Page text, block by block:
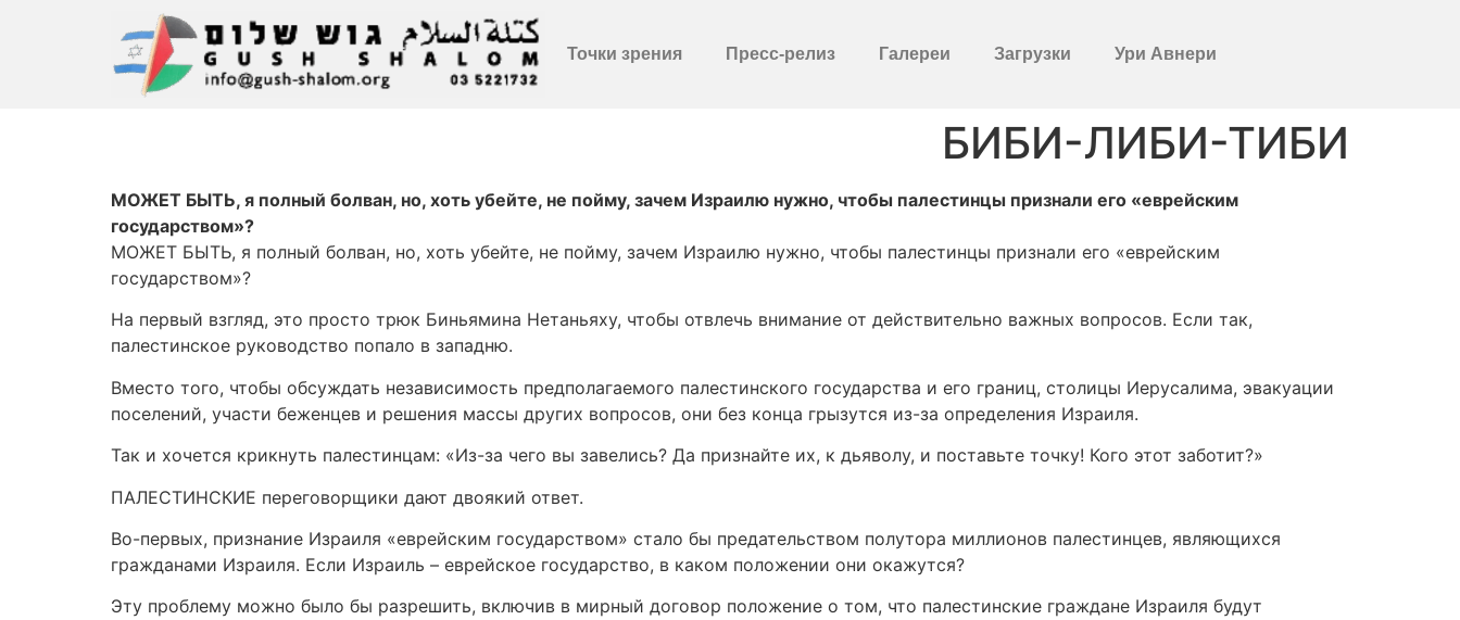
Ури Авнери
Загрузки
Галереи
Пресс-релиз
Точки зрения
БИБИ-ЛИБИ-ТИБИ
МОЖЕТ БЫТЬ, я полный болван, но, хоть убейте, не пойму, зачем Израилю нужно, чтобы палестинцы признали его «еврейским
государством»?
МОЖЕТ БЫТЬ, я полный болван, но, хоть убейте, не пойму, зачем Израилю нужно, чтобы палестинцы признали его «еврейским
государством»?
На первый взгляд, это просто трюк Биньямина Нетаньяху, чтобы отвлечь внимание от действительно важных вопросов. Если так,
палестинское руководство попало в западню.
Вместо того, чтобы обсуждать независимость предполагаемого палестинского государства и его границ, столицы Иерусалима, эвакуации
поселений, участи беженцев и решения массы других вопросов, они без конца грызутся из-за определения Израиля.
Так и хочется крикнуть палестинцам: «Из-за чего вы завелись? Да признайте их, к дьяволу, и поставьте точку! Кого этот заботит?»
ПАЛЕСТИНСКИЕ переговорщики дают двоякий ответ.
Во-первых, признание Израиля «еврейским государством» стало бы предательством полутора миллионов палестинцев, являющихся
гражданами Израиля. Если Израиль – еврейское государство, в каком положении они окажутся?
Эту проблему можно было бы разрешить, включив в мирный договор положение о том, что палестинские граждане Израиля будут